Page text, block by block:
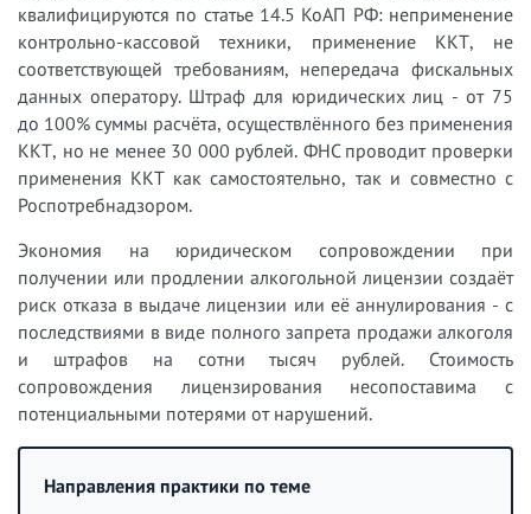
квалифицируются по статье 14.5 КоАП РФ: неприменение
контрольно-кассовой техники, применение ККТ, не
соответствующей требованиям, непередача фискальных
данных оператору. Штраф для юридических лиц - от 75
до 100% суммы расчёта, осуществлённого без применения
ККТ, но не менее 30 000 рублей. ФНС проводит проверки
применения ККТ как самостоятельно, так и совместно с
Роспотребнадзором.
Экономия на юридическом сопровождении при
получении или продлении алкогольной лицензии создаёт
риск отказа в выдаче лицензии или её аннулирования - с
последствиями в виде полного запрета продажи алкоголя
и штрафов на сотни тысяч рублей. Стоимость
сопровождения лицензирования несопоставима с
потенциальными потерями от нарушений.
Направления практики по теме